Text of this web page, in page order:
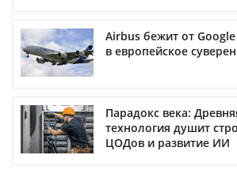
Airbus бежит от
в европейское
Парадокс века:
технология душит
ЦОДов и развитие ИИ